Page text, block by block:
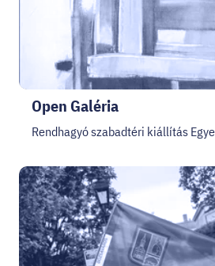
Open Galéria
Rendhagyó szabadtéri kiállítás